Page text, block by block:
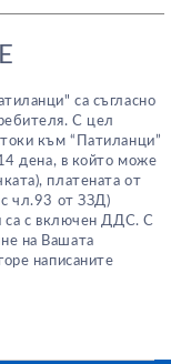
са съгласно
С цел
към “Патиланци”
дена, в който може
платената от
с чл.93 от ЗЗД)
са с включен ДДС. С
на Вашата
написаните